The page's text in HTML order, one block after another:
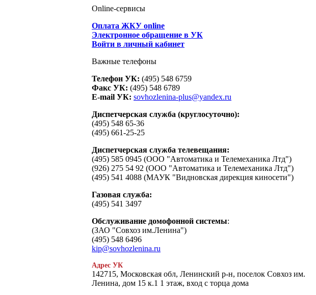
Online-сервисы
Оплата ЖКУ online
Электронное обращение в УК
Войти в личный кабинет
Важные телефоны
Телефон УК: (495) 548 6759
Факс УК: (495) 548 6789
E-mail УК: sovhozlenina-plus@yandex.ru
Диспетчерская служба (круглосуточно):
(495) 548 65-36
(495) 661-25-25
Диспетчерская служба телевещания:
(495) 585 0945 (ООО "Автоматика и Телемеханика Лтд")
(926) 275 54 92 (ООО "Автоматика и Телемеханика Лтд")
(495) 541 4088 (МАУК "Видновская дирекция киносети")
Газовая служба:
(495) 541 3497
Обслуживание домофонной системы:
(ЗАО "Совхоз им.Ленина")
(495) 548 6496
kip@sovhozlenina.ru
Адрес УК
142715, Московская обл, Ленинский р-н, поселок Совхоз им.
Ленина, дом 15 к.1 1 этаж, вход с торца дома